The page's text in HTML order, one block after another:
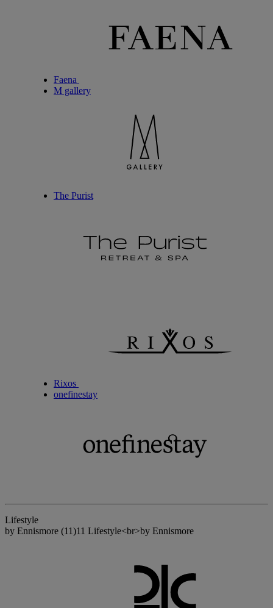
Faena
M gallery
The Purist
Rixos
onefinestay
Lifestyle
by Ennismore (11)11 Lifestyle<br>by Ennismore